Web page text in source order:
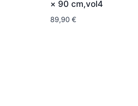
× 90 cm,vol4
89,90 €